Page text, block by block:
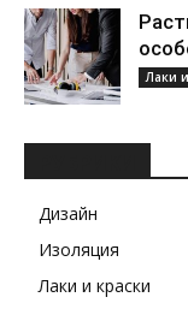
Лаки
Дизайн
Изоляция
Лаки и краски